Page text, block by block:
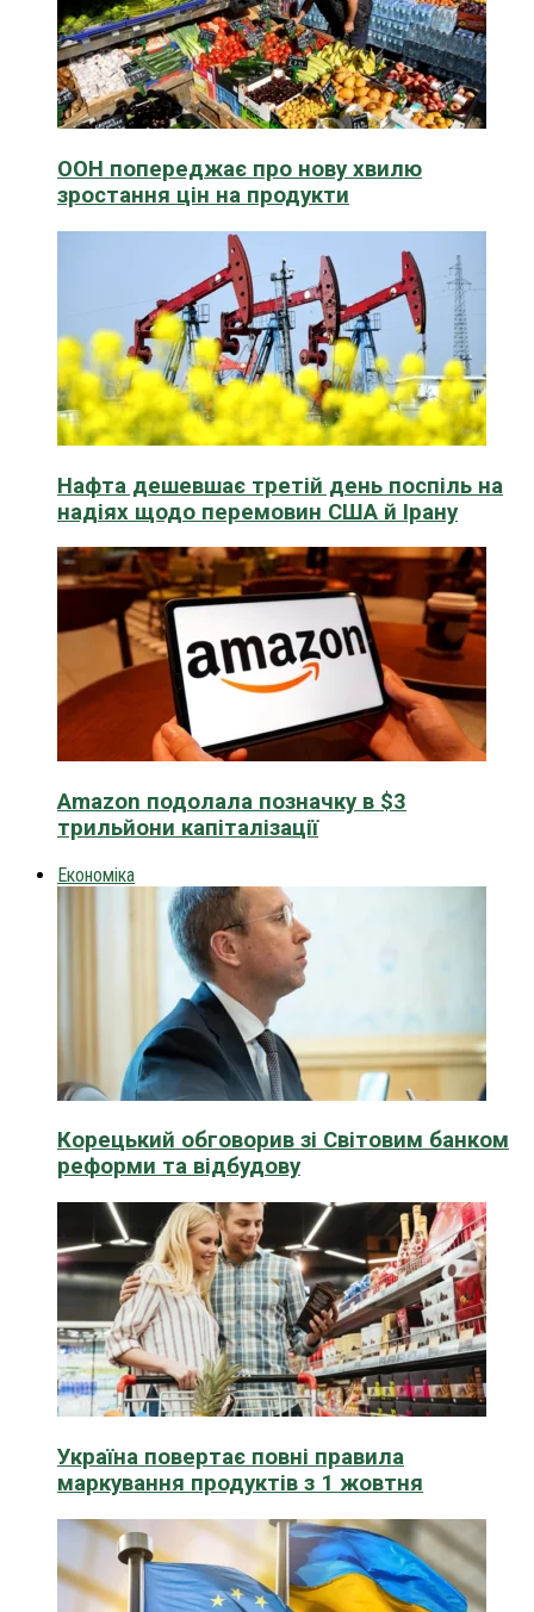
ООН попереджає про нову хвилю
зростання цін на продукти
Нафта дешевшає третій день поспіль на
надіях щодо перемовин США й Ірану
Amazon подолала позначку в $3
трильйони капіталізації
Економіка
Корецький обговорив зі Світовим банком
реформи та відбудову
Україна повертає повні правила
маркування продуктів з 1 жовтня